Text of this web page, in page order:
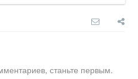
станьте первым.